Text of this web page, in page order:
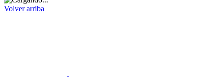
Volver arriba